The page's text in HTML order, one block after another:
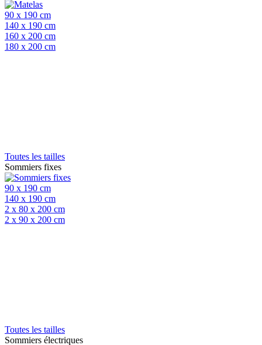
90 x 190 cm
140 x 190 cm
160 x 200 cm
180 x 200 cm
Toutes les tailles
Sommiers fixes
90 x 190 cm
140 x 190 cm
2 x 80 x 200 cm
2 x 90 x 200 cm
Toutes les tailles
Sommiers électriques